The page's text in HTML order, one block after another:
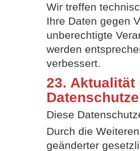
Wir treffen
Ihre Daten gegen
unberechtigte
werden
verbessert.
23.
Diese
Durch die
geänderter